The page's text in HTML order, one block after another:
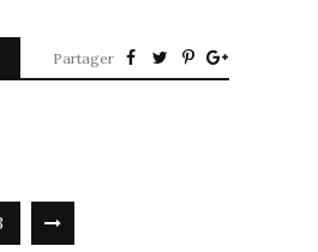
Partager